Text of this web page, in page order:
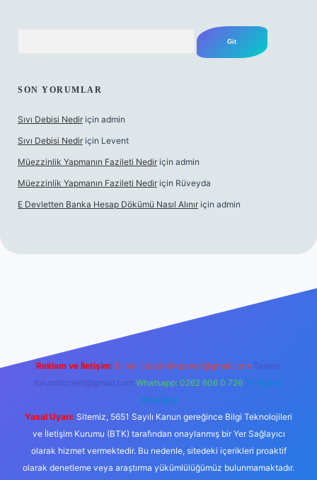
SON YORUMLAR
Sıvı Debisi Nedir için admin
Sıvı Debisi Nedir için Levent
Müezzinlik Yapmanın Fazileti Nedir için admin
Müezzinlik Yapmanın Fazileti Nedir için Rüveyda
E Devletten Banka Hesap Dökümü Nasıl Alınır için admin
Reklam ve İletişim: E-mail: backlinkpaneli@gmail.com Teams:
forumhizmeti@gmail.com Whatsapp: 0262 606 0 726 Telegram:
@karabul
Yasal Uyarı: Sitemiz, 5651 Sayılı Kanun gereğince Bilgi Teknolojileri
ve İletişim Kurumu (BTK) tarafından onaylanmış bir Yer Sağlayıcı
olarak hizmet vermektedir. Bu nedenle, sitedeki içerikleri proaktif
olarak denetleme veya araştırma yükümlülüğümüz bulunmamaktadır.